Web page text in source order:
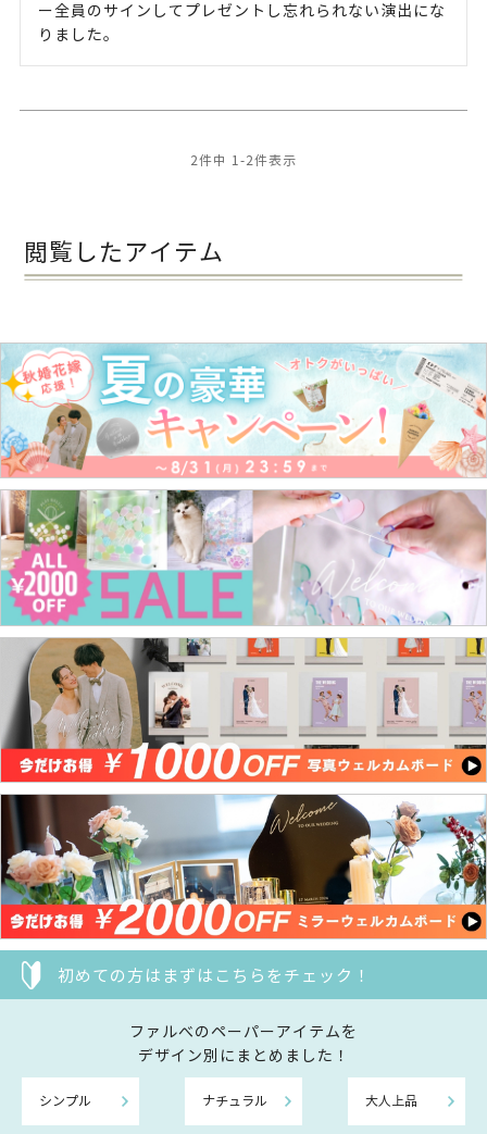
ー全員のサインしてプレゼントし忘れられない演出にな
りました。
2件中 1 -2件表示
閲覧したアイテム
初めての方はまずはこちらをチェック！
ファルべのペーパーアイテムを
デザイン別にまとめました！
シンプル ナチュラル 大人上品